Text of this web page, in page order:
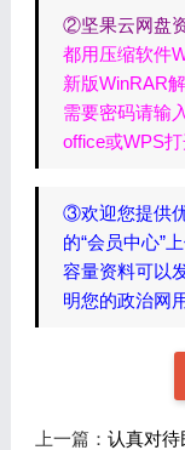
②坚果云网盘
都用压缩软件
新版WinRAR
需要密码请输
office或WPS打
③欢迎您提供
的“会员中心”
容量资料可以
明您的政治网
上一篇： 认真对待